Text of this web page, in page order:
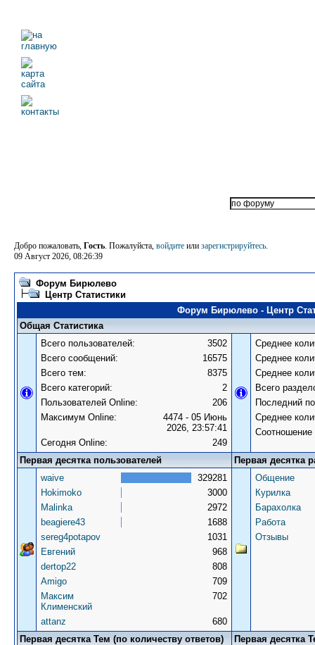
Добро пожаловать, Гость. Пожалуйста, войдите или зарегистрируйтесь.
09 Август 2026, 08:26:39
Форум Бирюлево
Центр Статистики
Форум Бирюлево - Центр
Общая Статистика
Всего пользователей:
3502
Всего сообщений:
16575
Всего тем:
8375
Всего категорий:
2
Пользователей Online:
206
Максимум Online:
4474 - 05 Июнь
2026, 23:57:41
Сегодня Online:
249
Среднее
Среднее
Среднее
Всего
Последний
Среднее
Первая десятка пользователей
Первая десятка
waive
329281
Hokimoko
3000
Malinka
2972
beagiere43
1688
sereg4potapov
1031
Евгений
968
dertop22
808
Amigo
709
Максим
Клименский
702
attanz 680
Общение
Курилка
Барахолка
Работа
Отзывы
Первая десятка Тем (по количеству ответов)
Первая десятка